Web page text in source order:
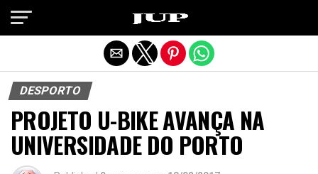
DESPORTO
PROJETO U-BIKE AVANÇA NA
UNIVERSIDADE DO PORTO
Exit mobile version